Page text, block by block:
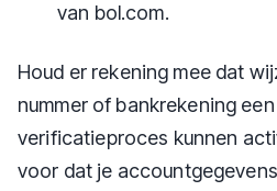
van bol.com.
Houd er rekening mee dat
nummer of bankrekening
verificatieproces kunnen
voor dat je